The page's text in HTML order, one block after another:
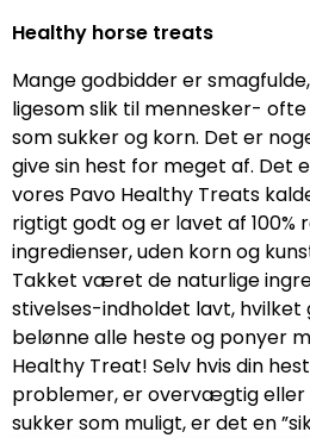
Healthy horse treats
Mange godbidder er
ligesom slik til mennesker-
som sukker og korn. Det er
give sin hest for meget af. Det
vores Pavo Healthy Treats
rigtigt godt og er lavet af 100%
ingredienser, uden korn og
Takket været de naturlige
stivelses-indholdet lavt,
belønne alle heste og ponyer
Healthy Treat! Selv hvis din
problemer, er overvægtig eller
sukker som muligt, er det en